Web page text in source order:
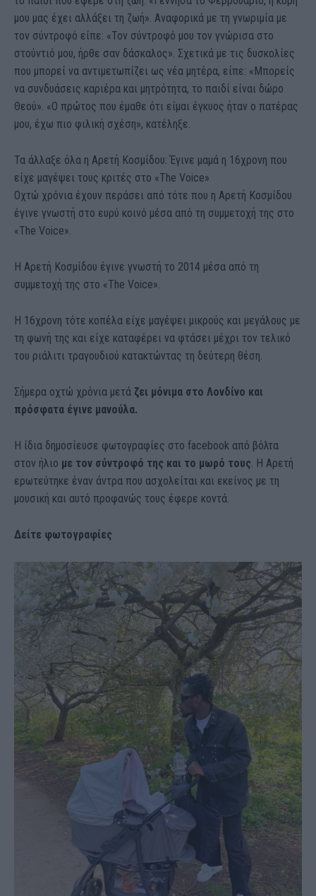
μου μας έχει αλλάξει τη ζωή». Αναφορικά με τη γνωριμία με
τον σύντροφό είπε: «Τον σύντροφό μου τον γνώρισα στο
στούντιό μου, ήρθε σαν δάσκαλος». Σχετικά με τις δυσκολίες
που μπορεί να αντιμετωπίζει ως νέα μητέρα, είπε: «Μπορείς
να συνδυάσεις καριέρα και μητρότητα, το παιδί είναι δώρο
Θεού». «Ο πρώτος που έμαθε ότι είμαι έγκυος ήταν ο πατέρας
μου, έχω πιο φιλική σχέση», κατέληξε.
Τα άλλαξε όλα η Αρετή Κοσμίδου: Έγινε μαμά η 16χρονη που
είχε μαγέψει τους κριτές στο «The Voice»
Οχτώ χρόνια έχουν περάσει από τότε που η Αρετή Κοσμίδου
έγινε γνωστή στο ευρύ κοινό μέσα από τη συμμετοχή της στο
«The Voice».
Η Αρετή Κοσμίδου έγινε γνωστή το 2014 μέσα από τη
συμμετοχή της στο «The Voice».
Η 16χρονη τότε κοπέλα είχε μαγέψει μικρούς και μεγάλους με
τη φωνή της και είχε καταφέρει να φτάσει μέχρι τον τελικό
του ριάλιτι τραγουδιού κατακτώντας τη δεύτερη θέση.
Σήμερα οχτώ χρόνια μετά ζει μόνιμα στο Λονδίνο και
πρόσφατα έγινε μανούλα.
Η ίδια δημοσίευσε φωτογραφίες στο facebook από βόλτα
στον ήλιο με τον σύντροφό της και το μωρό τους. Η Αρετή
ερωτεύτηκε έναν άντρα που ασχολείται και εκείνος με τη
μουσική και αυτό προφανώς τους έφερε κοντά.
Δείτε φωτογραφίες